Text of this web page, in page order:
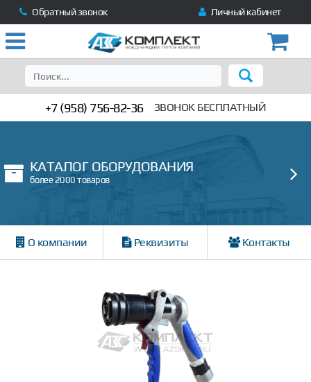
Обратный звонок Личный кабинет
+7 (958) 756-82-36 ЗВОНОК БЕСПЛАТНЫЙ
КАТАЛОГ ОБОРУДОВАНИЯ
более 2000 товаров
О компании Реквизиты Контакты